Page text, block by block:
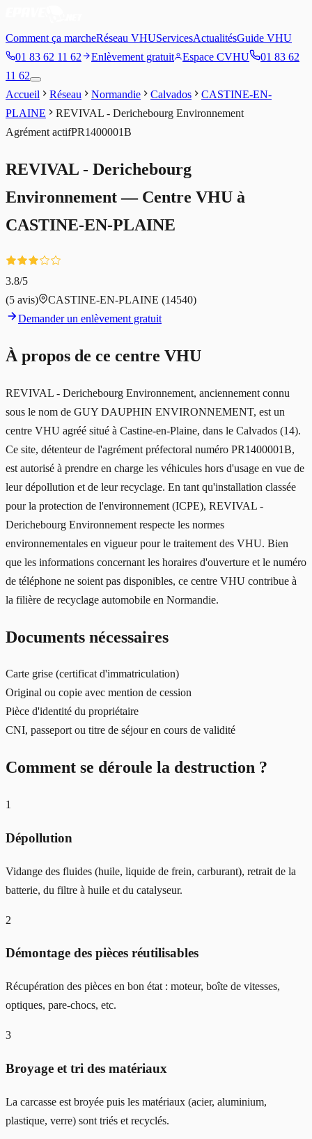
Comment ça marcheRéseau VHUServicesActualitésGuide VHU
01 83 62 11 62
Enlèvement gratuit Espace CVHU
01 83 62
11 62
Accueil
Réseau Normandie Calvados
CASTINE-EN-
PLAINE
REVIVAL - Derichebourg Environnement
Agrément actifPR1400001B
REVIVAL - Derichebourg
Environnement— Centre VHU à
CASTINE-EN-PLAINE
3.8/5
(5 avis) CASTINE-EN-PLAINE (14540)
Demander un enlèvement gratuit
À propos de ce centre VHU
REVIVAL - Derichebourg Environnement, anciennement connu
sous le nom de GUY DAUPHIN ENVIRONNEMENT, est un
centre VHU agréé situé à Castine-en-Plaine, dans le Calvados (14).
Ce site, détenteur de l'agrément préfectoral numéro PR1400001B,
est autorisé à prendre en charge les véhicules hors d'usage en vue de
leur dépollution et de leur recyclage. En tant qu'installation classée
pour la protection de l'environnement (ICPE), REVIVAL -
Derichebourg Environnement respecte les normes
environnementales en vigueur pour le traitement des VHU. Bien
que les informations concernant les horaires d'ouverture et le numéro
de téléphone ne soient pas disponibles, ce centre VHU contribue à
la filière de recyclage automobile en Normandie.
Documents nécessaires
Carte grise (certificat d'immatriculation)
Original ou copie avec mention de cession
Pièce d'identité du propriétaire
CNI, passeport ou titre de séjour en cours de validité
Comment se déroule la destruction ?
1
Dépollution
Vidange des fluides (huile, liquide de frein, carburant), retrait de la
batterie, du filtre à huile et du catalyseur.
2
Démontage des pièces réutilisables
Récupération des pièces en bon état : moteur, boîte de vitesses,
optiques, pare-chocs, etc.
3
Broyage et tri des matériaux
La carcasse est broyée puis les matériaux (acier, aluminium,
plastique, verre) sont triés et recyclés.